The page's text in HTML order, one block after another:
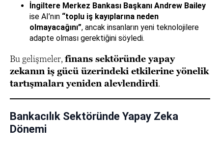
İngiltere Merkez Bankası Başkanı Andrew Bailey
ise AI’nın “toplu iş kayıplarına neden
olmayacağını”, ancak insanların yeni teknolojilere
adapte olması gerektiğini söyledi.
Bu gelişmeler, finans sektöründe yapay
zekanın iş gücü üzerindeki etkilerine yönelik
tartışmaları yeniden alevlendirdi.
Bankacılık Sektöründe Yapay Zeka
Dönemi